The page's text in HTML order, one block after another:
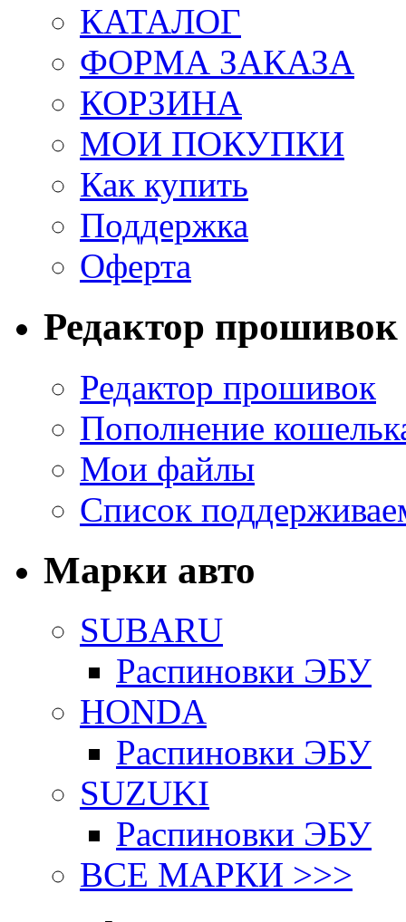
КАТАЛОГ
ФОРМА ЗАКАЗА
КОРЗИНА
МОИ ПОКУПКИ
Как купить
Поддержка
Оферта
Редактор прошивок
Редактор прошивок
Пополнение
Мои файлы
Список
Марки авто
SUBARU
Распиновки ЭБУ
HONDA
Распиновки ЭБУ
SUZUKI
Распиновки ЭБУ
ВСЕ МАРКИ >>>